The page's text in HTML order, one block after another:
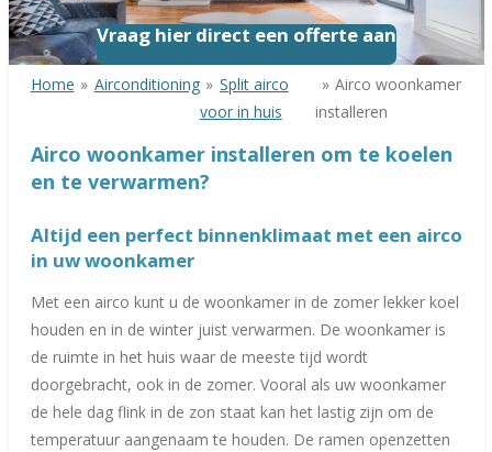
Vraag hier direct een offerte aan
Home » Airconditioning » Split airco
voor in huis
» Airco woonkamer
installeren
Airco woonkamer installeren om te koelen
en te verwarmen?
Altijd een perfect binnenklimaat met een airco
in uw woonkamer
Met een airco kunt u de woonkamer in de zomer lekker koel
houden en in de winter juist verwarmen. De woonkamer is
de ruimte in het huis waar de meeste tijd wordt
doorgebracht, ook in de zomer. Vooral als uw woonkamer
de hele dag flink in de zon staat kan het lastig zijn om de
temperatuur aangenaam te houden. De ramen openzetten